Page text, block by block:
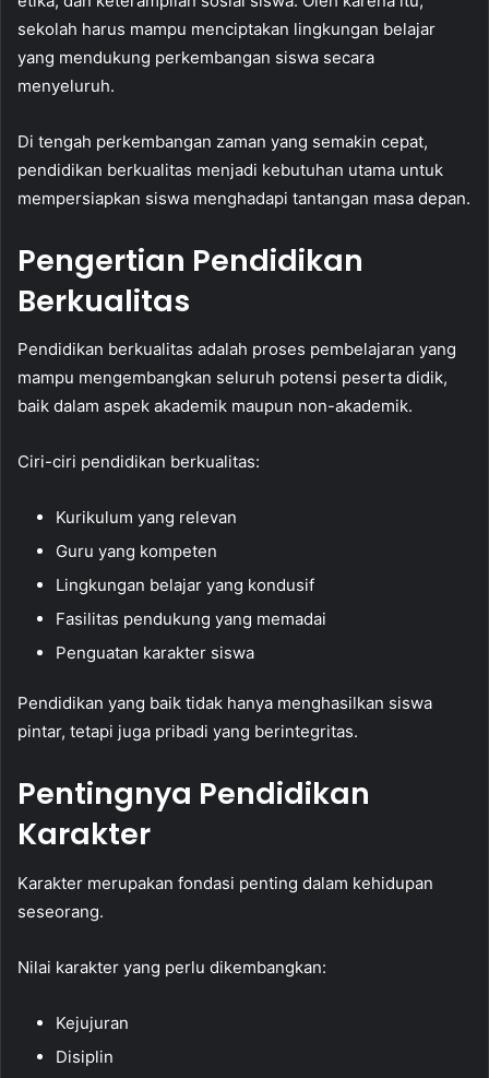
sekolah harus mampu menciptakan lingkungan belajar
yang mendukung perkembangan siswa secara
menyeluruh.
Di tengah perkembangan zaman yang semakin cepat,
pendidikan berkualitas menjadi kebutuhan utama untuk
mempersiapkan siswa menghadapi tantangan masa depan.
Pengertian Pendidikan
Berkualitas
Pendidikan berkualitas adalah proses pembelajaran yang
mampu mengembangkan seluruh potensi peserta didik,
baik dalam aspek akademik maupun non-akademik.
Ciri-ciri pendidikan berkualitas:
Kurikulum yang relevan
Guru yang kompeten
Lingkungan belajar yang kondusif
Fasilitas pendukung yang memadai
Penguatan karakter siswa
Pendidikan yang baik tidak hanya menghasilkan siswa
pintar, tetapi juga pribadi yang berintegritas.
Pentingnya Pendidikan
Karakter
Karakter merupakan fondasi penting dalam kehidupan
seseorang.
Nilai karakter yang perlu dikembangkan:
Kejujuran
Disiplin